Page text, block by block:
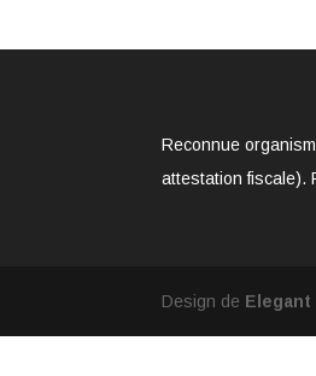
Reconnue
attestation fiscale).
Design de Elegant